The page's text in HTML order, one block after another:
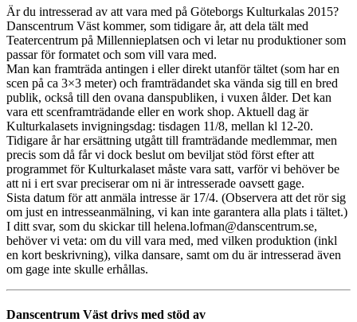
Är du intresserad av att vara med på Göteborgs Kulturkalas 2015?
Danscentrum Väst kommer, som tidigare år, att dela tält med
Teatercentrum på Millennieplatsen och vi letar nu produktioner som
passar för formatet och som vill vara med.
Man kan framträda antingen i eller direkt utanför tältet (som har en
scen på ca 3×3 meter) och framträdandet ska vända sig till en bred
publik, också till den ovana danspubliken, i vuxen ålder. Det kan
vara ett scenframträdande eller en work shop. Aktuell dag är
Kulturkalasets invigningsdag: tisdagen 11/8, mellan kl 12-20.
Tidigare år har ersättning utgått till framträdande medlemmar, men
precis som då får vi dock beslut om beviljat stöd först efter att
programmet för Kulturkalaset måste vara satt, varför vi behöver be
att ni i ert svar preciserar om ni är intresserade oavsett gage.
Sista datum för att anmäla intresse är 17/4. (Observera att det rör sig
om just en intresseanmälning, vi kan inte garantera alla plats i tältet.)
I ditt svar, som du skickar till helena.lofman@danscentrum.se,
behöver vi veta: om du vill vara med, med vilken produktion (inkl
en kort beskrivning), vilka dansare, samt om du är intresserad även
om gage inte skulle erhållas.
Danscentrum Väst drivs med stöd av